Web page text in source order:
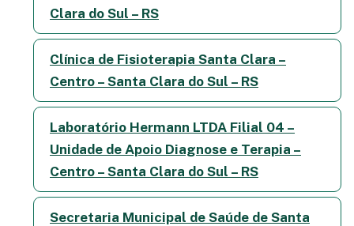
Clara do Sul – RS
Clínica de Fisioterapia Santa Clara –
Centro – Santa Clara do Sul – RS
Laboratório Hermann LTDA Filial 04 –
Unidade de Apoio Diagnose e Terapia –
Centro – Santa Clara do Sul – RS
Secretaria Municipal de Saúde de Santa